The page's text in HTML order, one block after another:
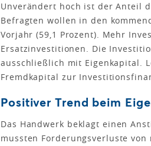
Unverändert hoch ist der Anteil
Befragten wollen in den
Vorjahr (59,1 Prozent). Mehr
Ersatzinvestitionen. Die
ausschließlich mit Eigenkapital.
Fremdkapital zur
Positiver Trend beim
Das Handwerk beklagt einen
mussten Forderungsverluste